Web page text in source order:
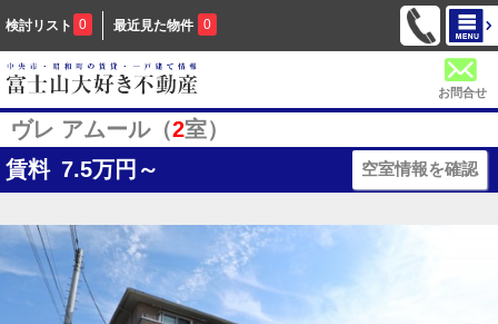
検討リスト 0 最近見た物件 0
お問合せ
ヴレ アムール（2室）
賃料 7.5万円～ 空室情報を確認